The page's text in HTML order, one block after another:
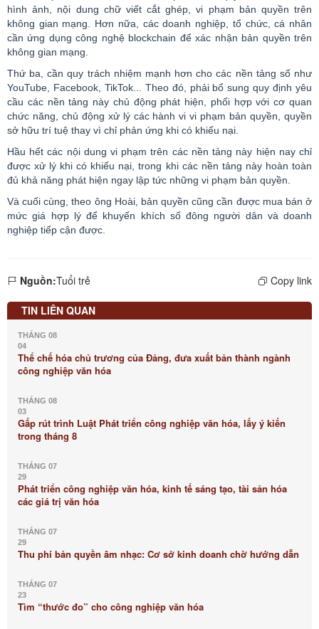
hình ảnh, nội dung chữ viết cắt ghép, vi phạm bản quyền trên
không gian mạng. Hơn nữa, các doanh nghiệp, tổ chức, cá nhân
cần ứng dụng công nghệ blockchain để xác nhận bản quyền trên
không gian mạng.
Thứ ba, cần quy trách nhiệm mạnh hơn cho các nền tảng số như
YouTube
Facebook, TikTok... Theo đó, phải bổ sung quy định yêu
cầu các nền tảng này chủ động phát hiện, phối hợp với cơ quan
chức năng, chủ động xử lý các hành vi vi phạm bản quyền, quyền
sở hữu trí tuệ thay vì chỉ phản ứng khi có khiếu nại.
Hầu hết các nội dung vi phạm trên các nền tảng này hiện nay chỉ
được xử lý khi có khiếu nại, trong khi các nền tảng này hoàn toàn
đủ khả năng phát hiện ngay lập tức những vi phạm bản quyền.
Và cuối cùng, theo ông Hoài, bản quyền cũng cần được mua bán ở
mức giá hợp lý để khuyến khích số đông người dân và doanh
nghiệp tiếp cận được.
Nguồn:Tuổi trẻ Copy link
TIN LIÊN QUAN
THÁNG 08
04
Thể chế hóa chủ trương của Đảng, đưa xuất bản thành ngành
công nghiệp văn hóa
THÁNG 08
03
Gấp rút trình Luật Phát triển công nghiệp văn hóa, lấy ý kiến
trong tháng 8
THÁNG 07
29
Phát triển công nghiệp văn hóa, kinh tế sáng tạo, tài sản hóa
các giá trị văn hóa
THÁNG 07
29
Thu phí bản quyền âm nhạc: Cơ sở kinh doanh chờ hướng dẫn
THÁNG 07
23
Tìm “thước đo” cho công nghiệp văn hóa